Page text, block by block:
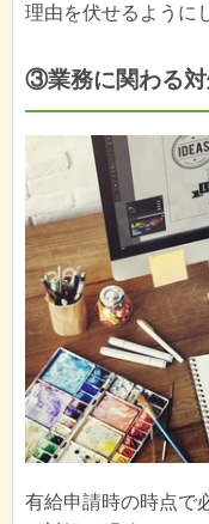
理由を伏せるように
③業務に関わる
有給申請時の時点で